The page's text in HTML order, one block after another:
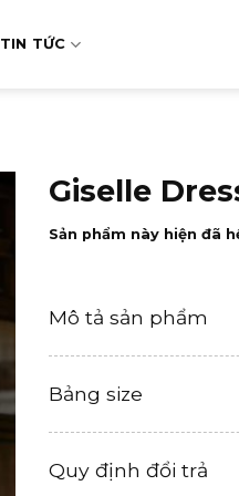
TIN TỨC
Giselle
Sản phẩm này hiện đã
Mô tả sản phẩm
Bảng size
Quy định đổi trả